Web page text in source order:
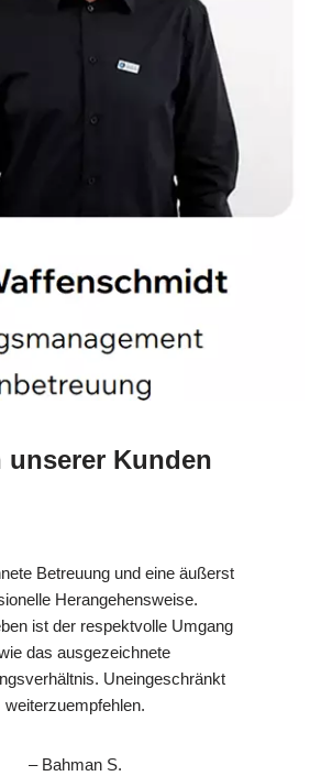
unserer Kunden
Betreuung und eine äußerst
Herangehensweise.
ist der respektvolle Umgang
das ausgezeichnete
Uneingeschränkt
weiterzuempfehlen.
– Bahman S.